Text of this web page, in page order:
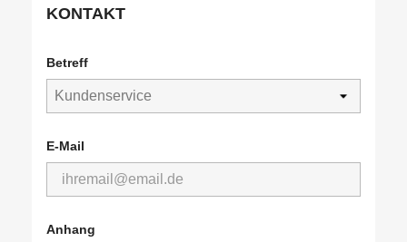
KONTAKT
Betreff
E-Mail
Anhang